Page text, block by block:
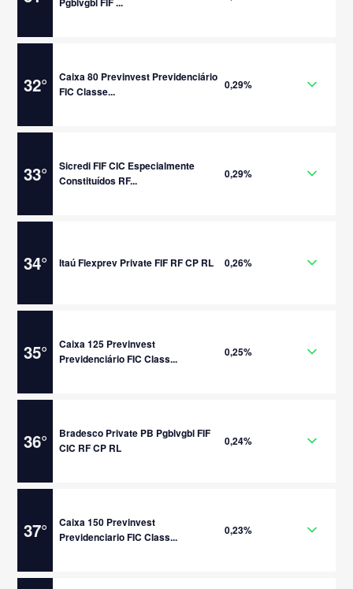
32°
Caixa 80 Previnvest Previdenciário
FIC Classe...
0,29%
33°
Sicredi FIF CIC Especialmente
Constituídos RF...
0,29%
34° Itaú Flexprev Private FIF RF CP RL 0,26%
35°
Caixa 125 Previnvest
Previdenciário FIC Class...
0,25%
36°
Bradesco Private PB Pgblvgbl FIF
CIC RF CP RL
0,24%
37°
Caixa 150 Previnvest
Previdenciario FIC Class...
0,23%